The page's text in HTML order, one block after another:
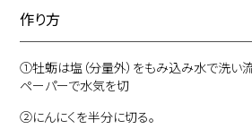
作り方
①牡蛎は塩（分量外）をもみ込み水で洗い
ペーパーで水気を切
②にんにくを半分に切る。